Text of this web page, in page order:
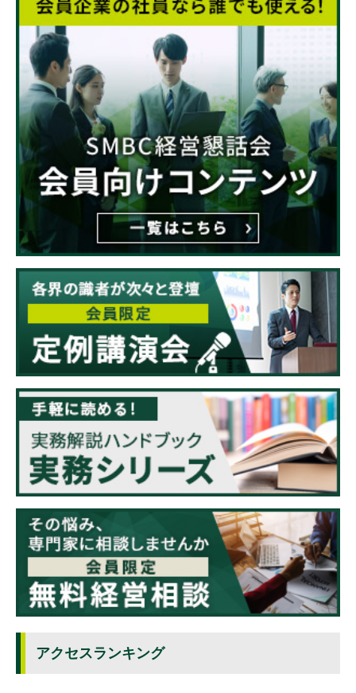
アクセスランキング